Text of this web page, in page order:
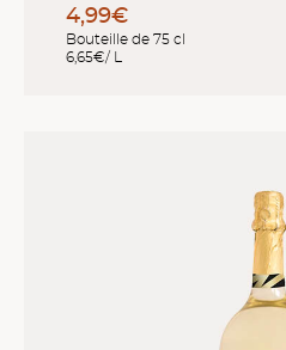
4,99€
Bouteille de 75 cl
6,65€/ L